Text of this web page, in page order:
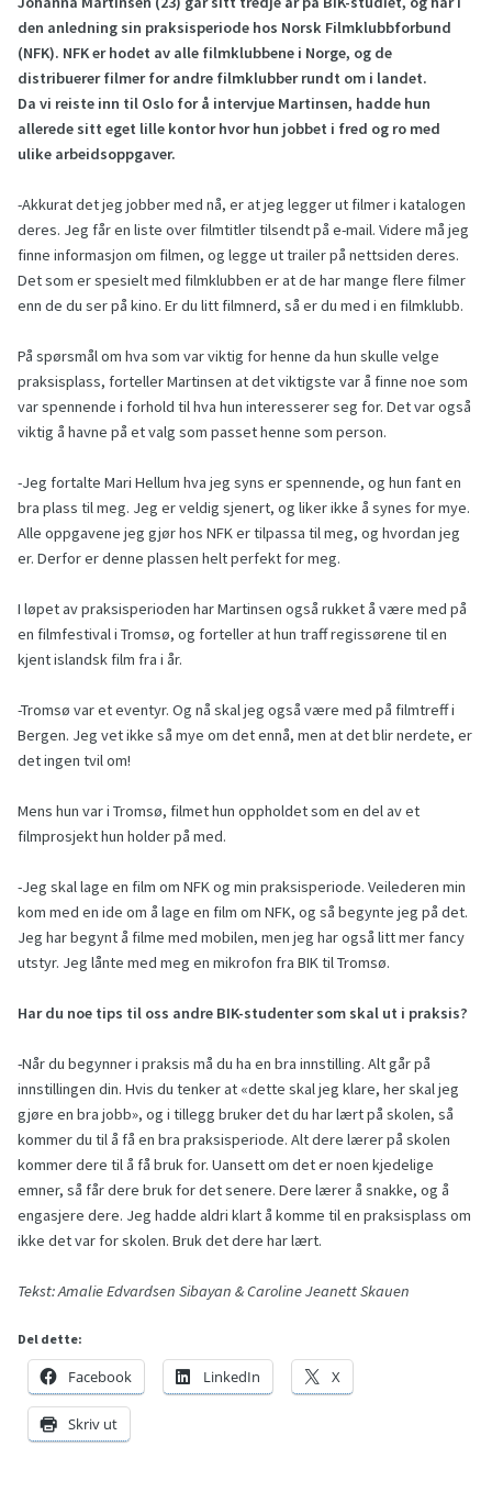
den anledning sin praksisperiode hos Norsk Filmklubbforbund
(NFK). NFK er hodet av alle filmklubbene i Norge, og de
distribuerer filmer for andre filmklubber rundt om i landet.
Da vi reiste inn til Oslo for å intervjue Martinsen, hadde hun
allerede sitt eget lille kontor hvor hun jobbet i fred og ro med
ulike arbeidsoppgaver.
-Akkurat det jeg jobber med nå, er at jeg legger ut filmer i katalogen
deres. Jeg får en liste over filmtitler tilsendt på e-mail. Videre må jeg
finne informasjon om filmen, og legge ut trailer på nettsiden deres.
Det som er spesielt med filmklubben er at de har mange flere filmer
enn de du ser på kino. Er du litt filmnerd, så er du med i en filmklubb.
På spørsmål om hva som var viktig for henne da hun skulle velge
praksisplass, forteller Martinsen at det viktigste var å finne noe som
var spennende i forhold til hva hun interesserer seg for. Det var også
viktig å havne på et valg som passet henne som person.
-Jeg fortalte Mari Hellum hva jeg syns er spennende, og hun fant en
bra plass til meg. Jeg er veldig sjenert, og liker ikke å synes for mye.
Alle oppgavene jeg gjør hos NFK er tilpassa til meg, og hvordan jeg
er. Derfor er denne plassen helt perfekt for meg.
I løpet av praksisperioden har Martinsen også rukket å være med på
en filmfestival i Tromsø, og forteller at hun traff regissørene til en
kjent islandsk film fra i år.
-Tromsø var et eventyr. Og nå skal jeg også være med på filmtreff i
Bergen. Jeg vet ikke så mye om det ennå, men at det blir nerdete, er
det ingen tvil om!
Mens hun var i Tromsø, filmet hun oppholdet som en del av et
filmprosjekt hun holder på med.
-Jeg skal lage en film om NFK og min praksisperiode. Veilederen min
kom med en ide om å lage en film om NFK, og så begynte jeg på det.
Jeg har begynt å filme med mobilen, men jeg har også litt mer fancy
utstyr. Jeg lånte med meg en mikrofon fra BIK til Tromsø.
Har du noe tips til oss andre BIK-studenter som skal ut i praksis?
-Når du begynner i praksis må du ha en bra innstilling. Alt går på
innstillingen din. Hvis du tenker at «dette skal jeg klare, her skal jeg
gjøre en bra jobb», og i tillegg bruker det du har lært på skolen, så
kommer du til å få en bra praksisperiode. Alt dere lærer på skolen
kommer dere til å få bruk for. Uansett om det er noen kjedelige
emner, så får dere bruk for det senere. Dere lærer å snakke, og å
engasjere dere. Jeg hadde aldri klart å komme til en praksisplass om
ikke det var for skolen. Bruk det dere har lært.
Tekst: Amalie Edvardsen Sibayan & Caroline Jeanett Skauen
Del dette:
Facebook LinkedIn X
Skriv ut